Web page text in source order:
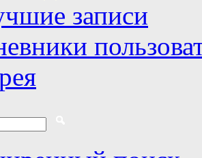
записи